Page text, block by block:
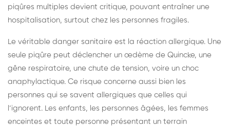
piqûres multiples devient critique, pouvant entraîner une
hospitalisation, surtout chez les personnes fragiles.
Le véritable danger sanitaire est la réaction allergique. Une
seule piqûre peut déclencher un œdème de Quincke, une
gêne respiratoire, une chute de tension, voire un choc
anaphylactique. Ce risque concerne aussi bien les
personnes qui se savent allergiques que celles qui
l’ignorent. Les enfants, les personnes âgées, les femmes
enceintes et toute personne présentant un terrain